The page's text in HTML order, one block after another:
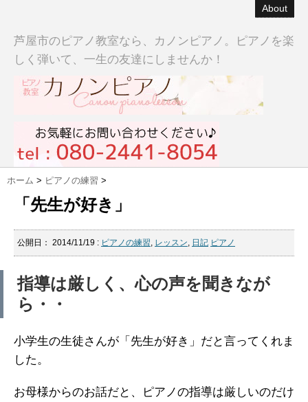
About
芦屋市のピアノ教室なら、カノンピアノ。ピアノを楽
しく弾いて、一生の友達にしませんか！
ホーム > ピアノの練習 >
「先生が好き」
公開日： 2014/11/19 : ピアノの練習, レッスン, 日記 ピアノ
指導は厳しく、心の声を聞きなが
ら・・
小学生の生徒さんが「先生が好き」だと言ってくれま
した。
お母様からのお話だと、ピアノの指導は厳しいのだけ